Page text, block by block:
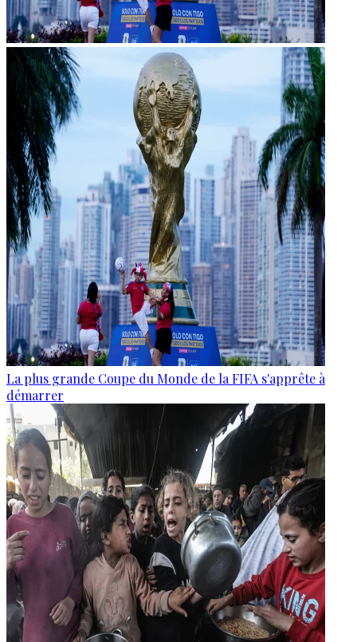
La plus grande Coupe du Monde de la FIFA s'apprête à
démarrer